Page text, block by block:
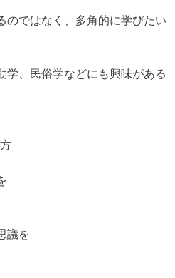
のではなく、多角的に学びたい
学、民俗学などにも興味がある
議を